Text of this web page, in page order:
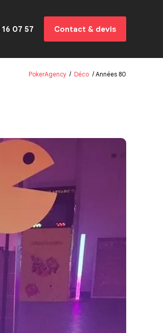
16 07 57 Contact & devis
PokerAgency Déco Années 80